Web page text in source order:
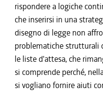
rispondere a logiche
che inserirsi in una
disegno di legge non
problematiche strutturali
le liste d'attesa, che
si comprende perché,
si vogliano fornire aiuti